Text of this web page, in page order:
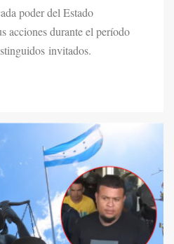
poder del Estado
acciones durante el período
invitados.